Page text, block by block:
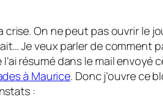
On ne peut pas ouvrir le
Je veux parler de comment
résumé dans le mail
à Maurice. Donc j’ouvre ce
: